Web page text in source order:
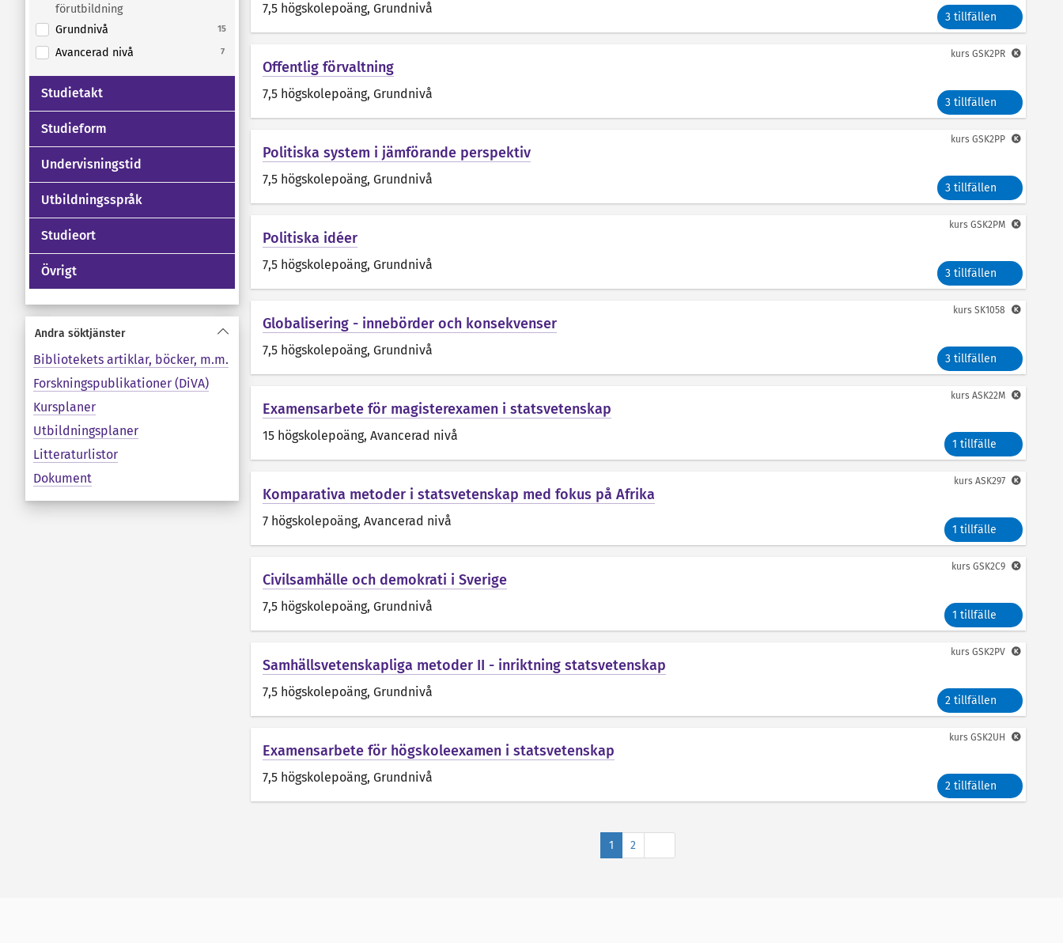
förutbildning
Grundnivå 15
Avancerad nivå 7
Studietakt
Studieform
Undervisningstid
Utbildningsspråk
Studieort
Övrigt
Andra söktjänster
Bibliotekets artiklar, böcker, m.m.
Forskningspublikationer (DiVA)
Kursplaner
Utbildningsplaner
Litteraturlistor
Dokument
7,5 högskolepoäng, Grundnivå
3 tillfällen
Offentlig förvaltning
7,5 högskolepoäng, Grundnivå
3 tillfällen
kurs GSK2PR
Politiska system i jämförande perspektiv
7,5 högskolepoäng, Grundnivå
3 tillfällen
kurs GSK2PP
Politiska idéer
7,5 högskolepoäng, Grundnivå
3 tillfällen
kurs GSK2PM
Globalisering - innebörder och konsekvenser
7,5 högskolepoäng, Grundnivå
3 tillfällen
kurs SK1058
Examensarbete för magisterexamen i statsvetenskap
15 högskolepoäng, Avancerad nivå
1 tillfälle
kurs ASK22M
Komparativa metoder i statsvetenskap med fokus på Afrika
7 högskolepoäng, Avancerad nivå
1 tillfälle
kurs ASK297
Civilsamhälle och demokrati i Sverige
7,5 högskolepoäng, Grundnivå
1 tillfälle
kurs GSK2C9
Samhällsvetenskapliga metoder II - inriktning statsvetenskap
7,5 högskolepoäng, Grundnivå
2 tillfällen
kurs GSK2PV
Examensarbete för högskoleexamen i statsvetenskap
7,5 högskolepoäng, Grundnivå
2 tillfällen
kurs GSK2UH
1 2